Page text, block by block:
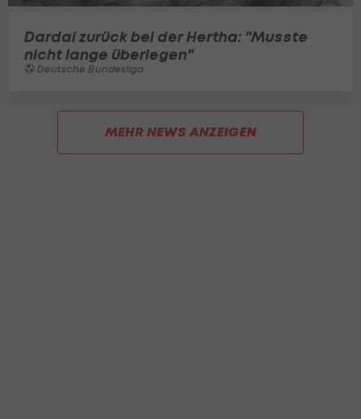
Dardai zurück bei der Hertha: "Musste
nicht lange überlegen"
Deutsche Bundesliga
MEHR NEWS ANZEIGEN